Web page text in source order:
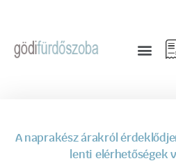
A naprakész árakról
lenti elérhetőségek